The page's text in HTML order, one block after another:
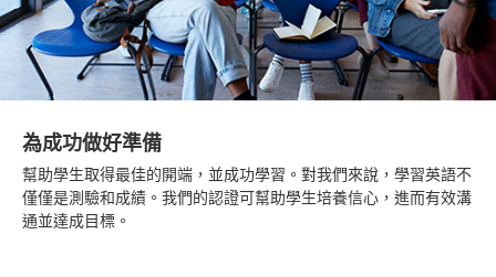
為成功做好準備
幫助學生取得最佳的開端，並成功學習。對我們來說，學習英語不
僅僅是測驗和成績。我們的認證可幫助學生培養信心，進而有效溝
通並達成目標。